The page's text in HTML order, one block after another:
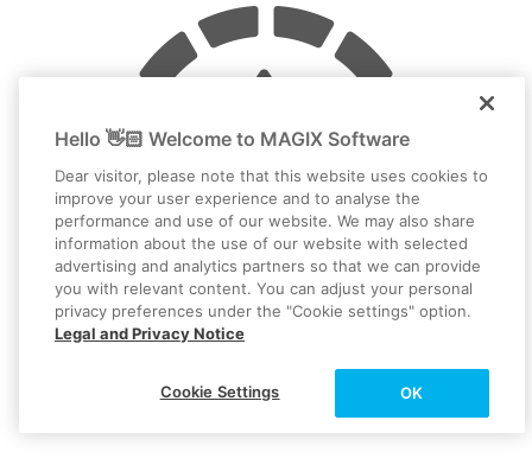
Farbkorrektur
Hello 👋🏻 Welcome to MAGIX Software
Dear visitor, please note that this website uses cookies to
improve your user experience and to analyse the
performance and use of our website. We may also share
information about the use of our website with selected
advertising and analytics partners so that we can provide
you with relevant content. You can adjust your personal
privacy preferences under the "Cookie settings" option.
Legal and Privacy Notice
OK
Cookie Settings